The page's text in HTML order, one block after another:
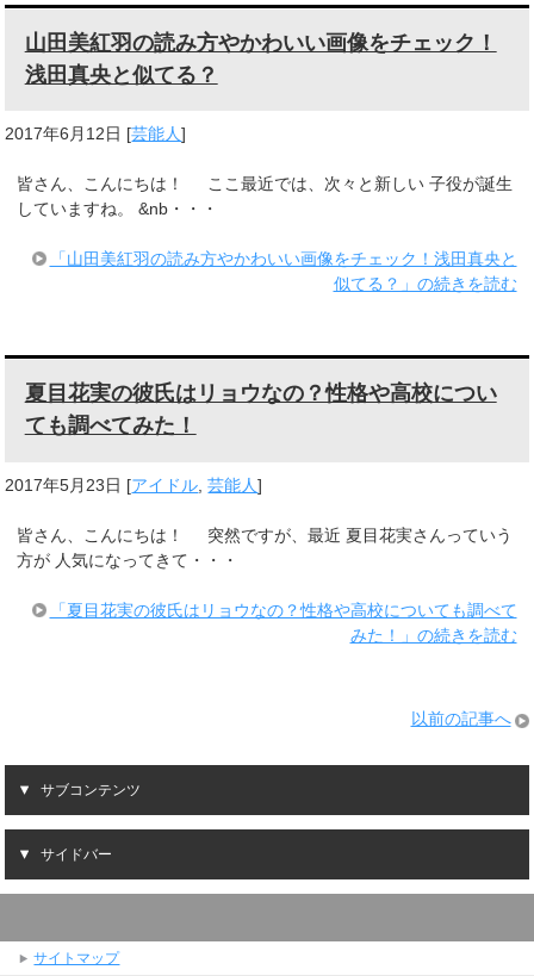
山田美紅羽の読み方やかわいい画像をチェック！
浅田真央と似てる？
2017年6月12日 [芸能人]
皆さん、こんにちは！ ここ最近では、次々と新しい 子役が誕生
していますね。 &nb・・・
「山田美紅羽の読み方やかわいい画像をチェック！浅田真央と
似てる？」の続きを読む
夏目花実の彼氏はリョウなの？性格や高校につい
ても調べてみた！
2017年5月23日 [アイドル ,芸能人]
皆さん、こんにちは！ 突然ですが、最近 夏目花実さんっていう
方が 人気になってきて・・・
「夏目花実の彼氏はリョウなの？性格や高校についても調べて
みた！」の続きを読む
以前の記事へ
サブコンテンツ
サイドバー
サイトマップ